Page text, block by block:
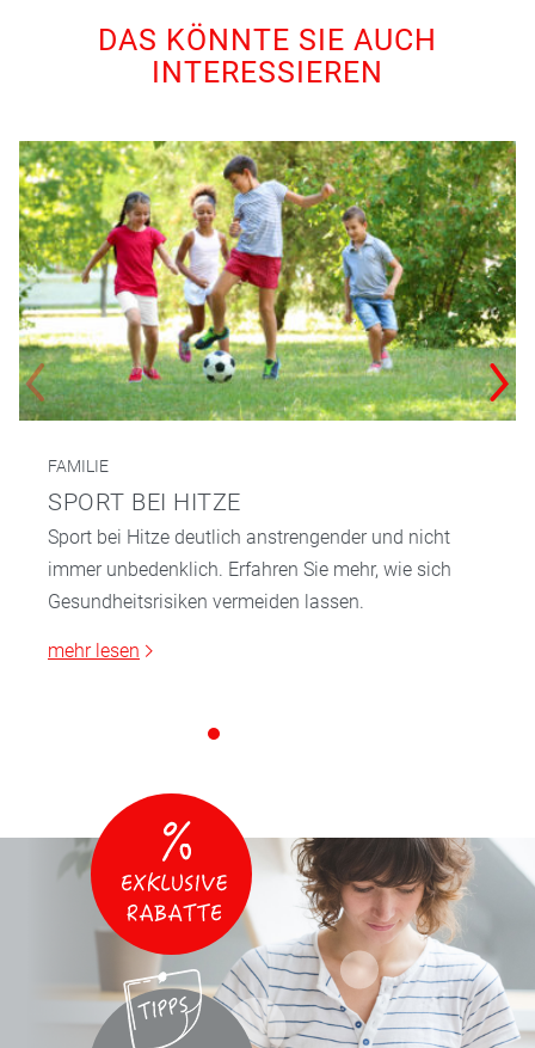
DAS KÖNNTE SIE AUCH
INTERESSIEREN
FAMILIE
SPORT BEI HITZE
Sport bei Hitze deutlich anstrengender und nicht
immer unbedenklich. Erfahren Sie mehr, wie sich
Gesundheitsrisiken vermeiden lassen.
mehr lesen